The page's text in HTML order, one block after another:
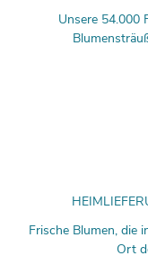
Unsere 54.000
Frische Blumen, die
Ort